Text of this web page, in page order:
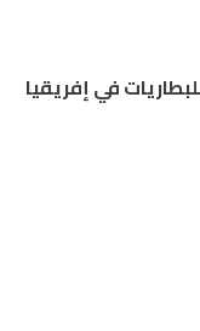
في إفريقيا